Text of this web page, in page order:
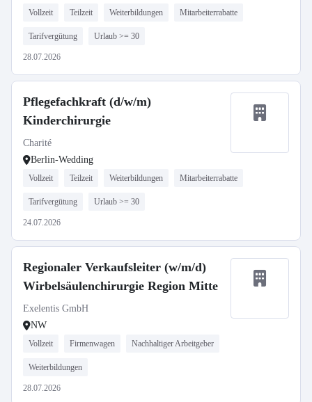
Vollzeit Teilzeit Weiterbildungen Mitarbeiterrabatte
Tarifvergütung Urlaub >= 30
28.07.2026
Pflegefachkraft (d/w/m)
Kinderchirurgie
Charité
Berlin-Wedding
Vollzeit Teilzeit Weiterbildungen Mitarbeiterrabatte
Tarifvergütung Urlaub >= 30
24.07.2026
Regionaler Verkaufsleiter (w/m/d)
Wirbelsäulenchirurgie Region Mitte
Exelentis GmbH
NW
Vollzeit Firmenwagen Nachhaltiger Arbeitgeber
Weiterbildungen
28.07.2026